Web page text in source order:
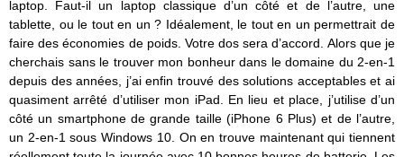
laptop. Faut-il un laptop classique d’un côté et de l’autre, une
tablette, ou le tout en un ? Idéalement, le tout en un permettrait de
faire des économies de poids. Votre dos sera d’accord. Alors que je
cherchais sans le trouver mon bonheur dans le domaine du 2-en-1
depuis des années, j’ai enfin trouvé des solutions acceptables et ai
quasiment arrêté d’utiliser mon iPad. En lieu et place, j’utilise d’un
côté un smartphone de grande taille (iPhone 6 Plus) et de l’autre,
un 2-en-1 sous Windows 10. On en trouve maintenant qui tiennent